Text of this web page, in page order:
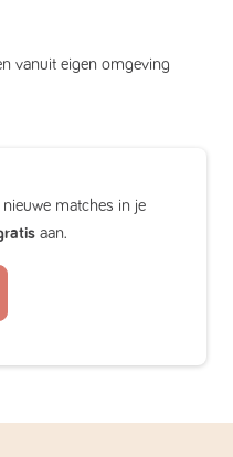
vanuit eigen omgeving
nieuwe matches in je
aan.